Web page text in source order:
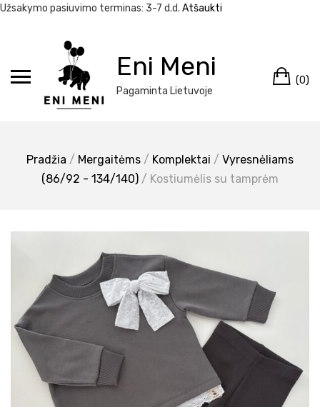
Užsakymo pasiuvimo terminas: 3-7 d.d. Atšaukti
turinio
Eni Meni
Pagaminta Lietuvoje
(0)
Pradžia / Mergaitėms / Komplektai / Vyresnėliams
(86/92 - 134/140) / Kostiumėlis su tamprėm